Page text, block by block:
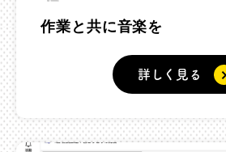
作業と共に音楽を
詳しく見る